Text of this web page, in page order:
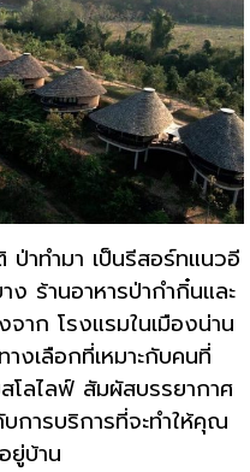
าทำมา เป็นรีสอร์ทแนวอี
ร้านอาหารป่ากำกิ๋นและ
จาก โรงแรมในเมืองน่าน
งเลือกที่เหมาะกับคนที่
ลไลฟ์ สัมผัสบรรยากาศ
ารบริการที่จะทำให้คุณ
ยู่บ้าน